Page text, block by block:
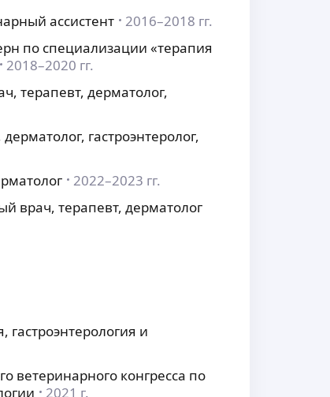
ассистент
2016–2018 гг.
по специализации «терапия
2018–2020 гг.
терапевт, дерматолог,
гастроэнтеролог,
2022–2023 гг.
врач, терапевт, дерматолог
и
ветеринарного конгресса по
2021 г.